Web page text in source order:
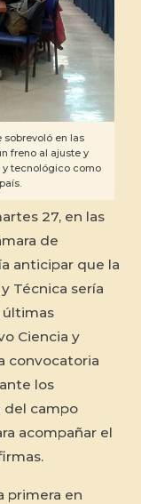
en las
freno al ajuste y
y tecnológico como
27, en las
de
anticipar que la
Técnica sería
últimas
Ciencia y
convocatoria
los
del campo
acompañar el
primera en